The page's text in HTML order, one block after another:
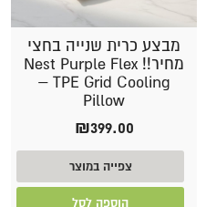
מבצע כרית שנייה בחצי
מחיר!! Nest Purple Flex
– TPE Grid Cooling
Pillow
₪399.00
צפייה במוצר
הוספה לסל